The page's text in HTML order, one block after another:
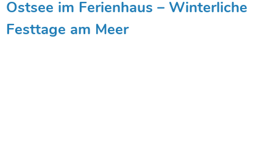
Ostsee im Ferienhaus – Winterliche
Festtage am Meer